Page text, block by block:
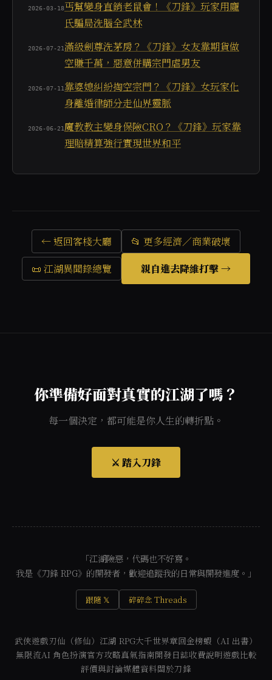
2026-03-18丐幫變身直銷老鼠會！《刀鋒》玩家用龐
氏騙局洗腦全武林
2026-07-21 滿級劍尊洗茅房？《刀鋒》女友靠期貨做
空賺千萬，惡意併購宗門虐男友
2026-07-11 靠婆媳糾紛掏空宗門？《刀鋒》女玩家化
身離婚律師分走仙界靈脈
2026-06-21 魔教教主變身保險CRO？《刀鋒》玩家靠
理賠精算強行實現世界和平
← 返回客棧大廳
📂 更多經濟／商業破壞
📜 江湖異聞錄總覽
親自進去降維打擊 →
你準備好面對真實的江湖了嗎？
每一個決定，都可能是你人生的轉折點。
⚔️ 踏入刀鋒
「江湖險惡，代碼也不好寫。
我是《刀鋒 RPG》的開發者，歡迎追蹤我的日常與開發進度。」
跟隨 𝕏 碎碎念 Threads
武俠遊戲刃仙（修仙） 江湖 RPG大千世界章回金榜蝦（AI 出書）
無限流AI 角色扮演官方攻略真氣指南開發日誌收費說明遊戲比較
評價與討論媒體資料關於刀鋒